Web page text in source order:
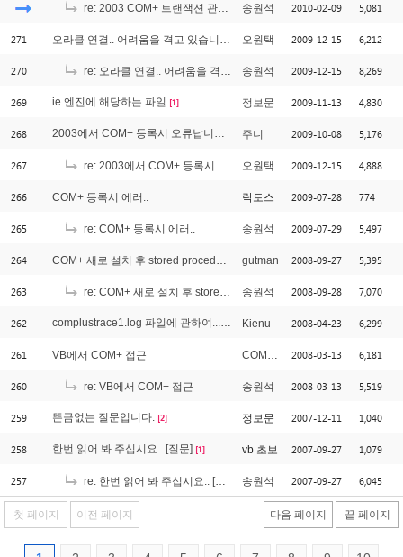
re: 2003 COM+ 트랜잭션 관련 문의 송원석 2010-02-09 5,081
271 오라클 연결.. 어려움을 격고 있습니다. 오원택 2009-12-15 6,212
270 re: 오라클 연결.. 어려움을 격고 있습니다. 송원석 2009-12-15 8,269
269 ie 엔진에 해당하는 파일 [1] 정보문 2009-11-13 4,830
268 2003에서 COM+ 등록시 오류납니다. 도와주세요 [1]
주니 2009-10-08 5,176
267 re: 2003에서 COM+ 등록시 오류납니다. 도와주세요 오원택 2009-12-15 4,888
266 COM+ 등록시 에러.. 락토스 2009-07-28 774
265 re: COM+ 등록시 에러.. 송원석 2009-07-29 5,497
264 COM+ 새로 설치 후 stored procedure 실행못함 gutman 2008-09-27 5,395
263 re: COM+ 새로 설치 후 stored procedure 실행못함 송원석 2008-09-28 7,070
262 complustrace1.log 파일에 관하여... Kienu 2008-04-23 6,299
261 VB에서 COM+ 접근 COM초보 2008-03-13 6,181
260 re: VB에서 COM+ 접근 송원석 2008-03-13 5,519
259 뜬금없는 질문입니다. [2] 정보문 2007-12-11 1,040
258 한번 읽어 봐 주십시요.. [질문] [1] vb 초보 2007-09-27 1,079
257 re: 한번 읽어 봐 주십시요.. [질문] 송원석 2007-09-27 6,045
첫 페이지 이전 페이지 다음 페이지 끝 페이지